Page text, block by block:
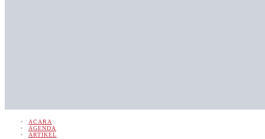
ACARA
AGENDA
ARTIKEL